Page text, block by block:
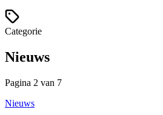
Categorie
Nieuws
Pagina 2 van 7
Nieuws